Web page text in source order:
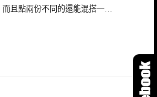
且點兩份不同的還能混搭一…